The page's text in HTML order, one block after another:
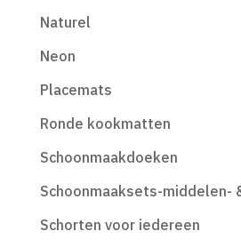
Naturel
Neon
Placemats
Ronde kookmatten
Schoonmaakdoeken
Schoonmaaksets-middelen-
Schorten voor iedereen